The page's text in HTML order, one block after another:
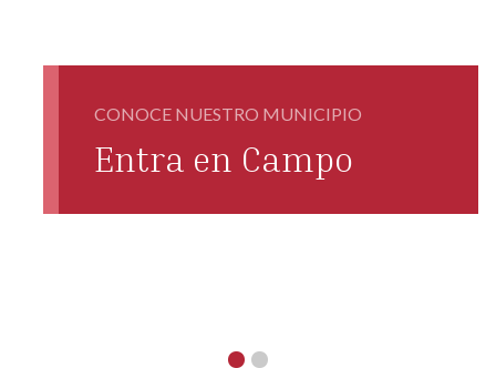
CONOCE NUESTRO MUNICIPIO
Entra en Campo